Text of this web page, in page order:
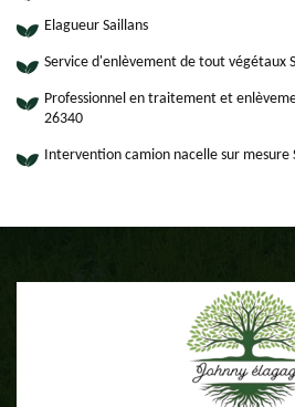
Elagueur Saillans
Service d'enlèvement de tout végétaux
Professionnel en traitement et
26340
Intervention camion nacelle sur mesure